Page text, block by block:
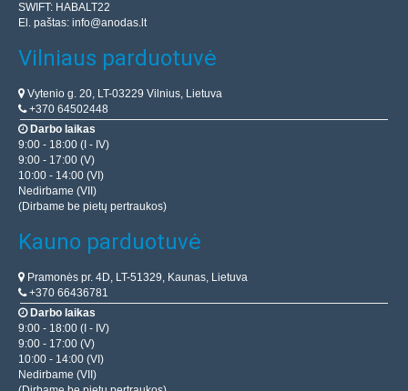
SWIFT: HABALT22
El. paštas: info@anodas.lt
Vilniaus parduotuvė
Vytenio g. 20, LT-03229 Vilnius, Lietuva
+370 64502448
Darbo laikas
9:00 - 18:00 (I - IV)
9:00 - 17:00 (V)
10:00 - 14:00 (VI)
Nedirbame (VII)
(Dirbame be pietų pertraukos)
Kauno parduotuvė
Pramonės pr. 4D, LT-51329, Kaunas, Lietuva
+370 66436781
Darbo laikas
9:00 - 18:00 (I - IV)
9:00 - 17:00 (V)
10:00 - 14:00 (VI)
Nedirbame (VII)